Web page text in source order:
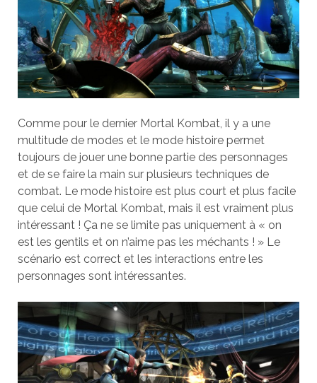
Comme pour le dernier Mortal Kombat, il y a une
multitude de modes et le mode histoire permet
toujours de jouer une bonne partie des personnages
et de se faire la main sur plusieurs techniques de
combat. Le mode histoire est plus court et plus facile
que celui de Mortal Kombat, mais il est vraiment plus
intéressant ! Ça ne se limite pas uniquement à « on
est les gentils et on n’aime pas les méchants ! » Le
scénario est correct et les interactions entre les
personnages sont intéressantes.